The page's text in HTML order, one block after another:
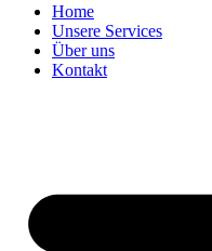
Home
Unsere Services
Über uns
Kontakt